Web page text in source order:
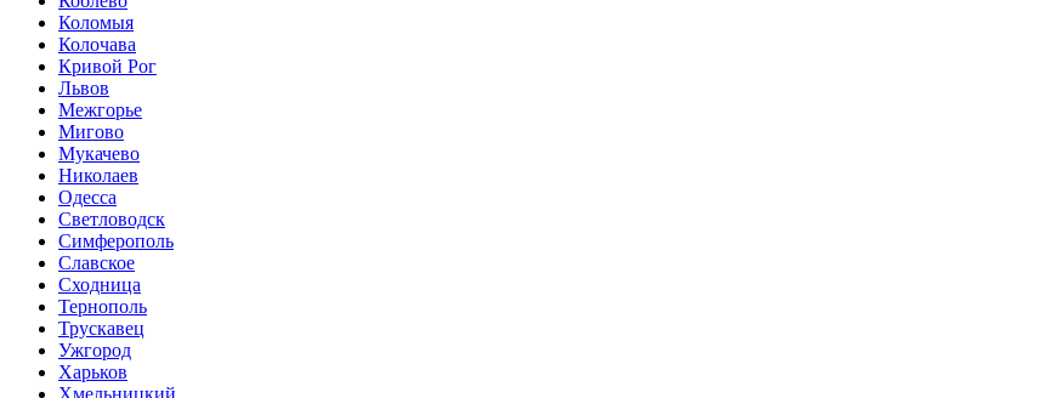
Коломыя
Колочава
Кривой Рог
Львов
Межгорье
Мигово
Мукачево
Николаев
Одесса
Светловодск
Симферополь
Славское
Сходница
Тернополь
Трускавец
Ужгород
Харьков